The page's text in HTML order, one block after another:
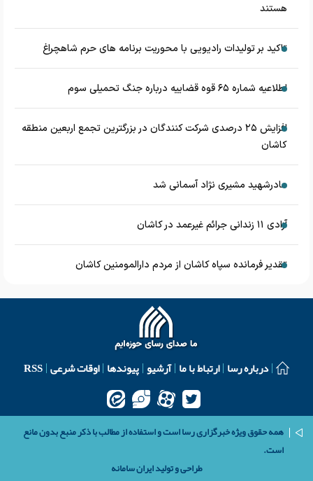
هستند
تاکید بر تولیدات رادیویی با محوریت برنامه های حرم شاهچراغ
اطلاعیه شماره ۶۵ قوه قضاییه درباره جنگ تحمیلی سوم
افزایش ۲۵ درصدی شرکت کنندگان در بزرگترین تجمع اربعین منطقه
کاشان
مادرشهید مشیری نژاد آسمانی شد
آزادی ۱۱ زندانی جرائم غیرعمد در کاشان
تقدیر فرمانده سپاه کاشان از مردم دارالمومنین کاشان
درباره رسا ارتباط با ما آرشیو پیوندها اوقات شرعی RSS
همه حقوق ویژه خبرگزاری رسا است و استفاده از مطالب با ذکر منبع بدون مانع
است.
طراحی و تولیدایران سامانه